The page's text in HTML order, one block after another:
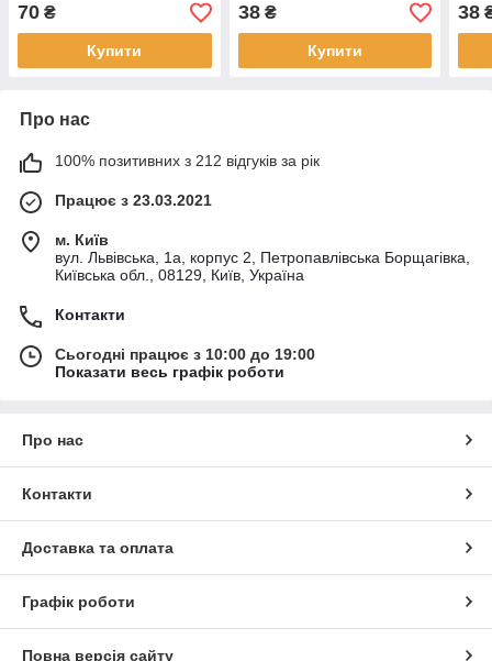
70 ₴
Купити
38₴
Купити
38
Про нас
100% позитивних з 212 відгуків за рік
Працює з 23.03.2021
м. Київ
вул. Львівська, 1а, корпус 2, Петропавлівська Борщагівка,
Київська обл., 08129, Київ, Україна
Контакти
Сьогодні працює з 10:00 до 19:00
Показати весь графік роботи
Про нас
Контакти
Доставка та оплата
Графік роботи
Повна версія сайту